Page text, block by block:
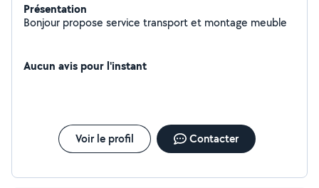
Présentation
Bonjour propose service transport et montage meuble
Aucun avis pour l'instant
Voir le profil Contacter